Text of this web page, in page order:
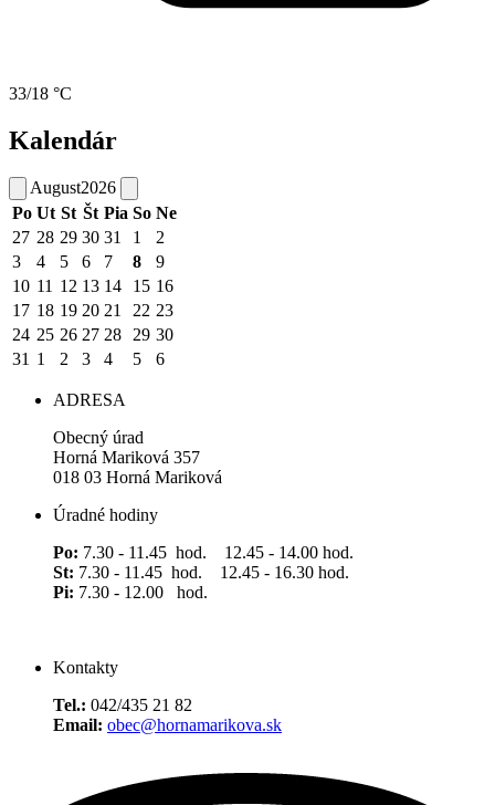
33/18 °C
Kalendár
August2026
Po Ut St Št Pia So Ne
27 28 29 30 31 1
2
3
4 5 6 7 8
9
10 11 12 13 14 15 16
17 18 19 20 21 22 23
24 25 26 27 28 29 30
31 1 2 3 4 5 6
ADRESA
Obecný úrad
Horná Mariková 357
018 03 Horná Mariková
Úradné hodiny
Po: 7.30 - 11.45 hod. 12.45 - 14.00 hod.
St: 7.30 - 11.45 hod. 12.45 - 16.30 hod.
Pi: 7.30 - 12.00 hod.
Kontakty
Tel.: 042/435 21 82
Email: obec@hornamarikova.sk